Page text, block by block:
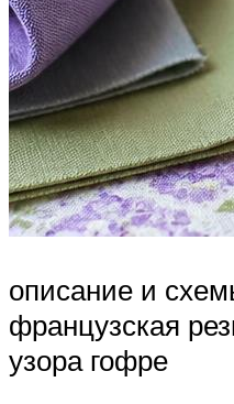
описание и
французская
узора гофре